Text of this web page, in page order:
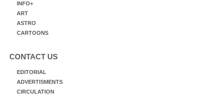
INFO+
ART
ASTRO
CARTOONS
CONTACT US
EDITORIAL
ADVERTISMENTS
CIRCULATION